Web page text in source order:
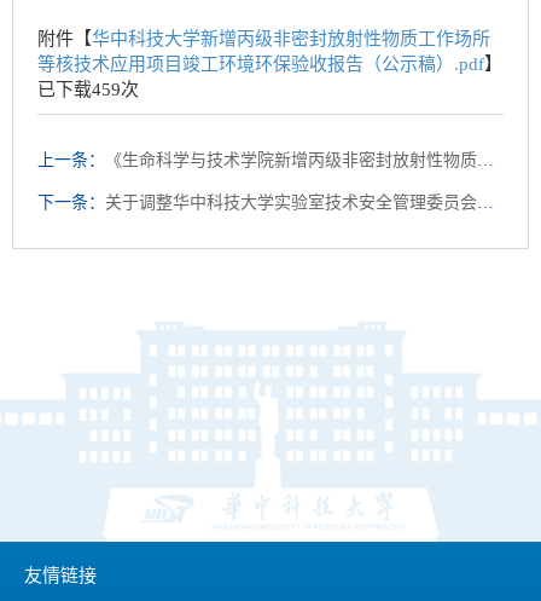
附件【华中科技大学新增丙级非密封放射性物质工作场所
等核技术应用项目竣工环境环保验收报告（公示稿）.pdf】
已下载459次
上一条： 《生命科学与技术学院新增丙级非密封放射性物质工作场所应用项目竣工环境保护验收报告》公示
下一条： 关于调整华中科技大学实验室技术安全管理委员会的通知
友情链接